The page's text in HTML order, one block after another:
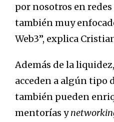
por nosotros en redes
también muy
Web3”, explica
Además de la
acceden a algún tipo
también pueden
mentorías y